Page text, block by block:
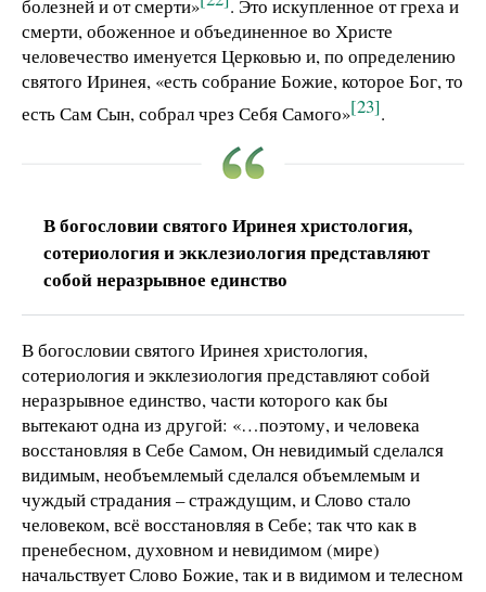
болезней и от смерти»
. Это искупленное от греха и
смерти, обоженное и объединенное во Христе
человечество именуется Церковью и, по определению
святого Иринея, «есть собрание Божие, которое Бог, то
есть Сам Сын, собрал чрез Себя Самого»[23].
В богословии святого Иринея христология,
сотериология и экклезиология представляют
собой неразрывное единство
В богословии святого Иринея христология,
сотериология и экклезиология представляют собой
неразрывное единство, части которого как бы
вытекают одна из другой: «…поэтому, и человека
восстановляя в Себе Самом, Он невидимый сделался
видимым, необъемлемый сделался объемлемым и
чуждый страдания – страждущим, и Слово стало
человеком, всё восстановляя в Себе; так что как в
пренебесном, духовном и невидимом (мире)
начальствует Слово Божие, так и в видимом и телесном